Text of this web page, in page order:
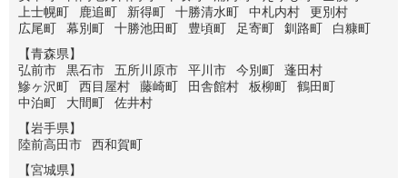
上士幌町
鹿追町 新得町 十勝清水町 中札内村
更別村
広尾町
幕別町 十勝池田町 豊頃町 足寄町 釧路町
白糠町
【青森県】
弘前市
黒石市 五所川原市 平川市 今別町
蓬田村
鰺ヶ沢町
西目屋村 藤崎町 田舎館村 板柳町
鶴田町
中泊町
大間町
佐井村
【岩手県】
陸前高田市
西和賀町
【宮城県】